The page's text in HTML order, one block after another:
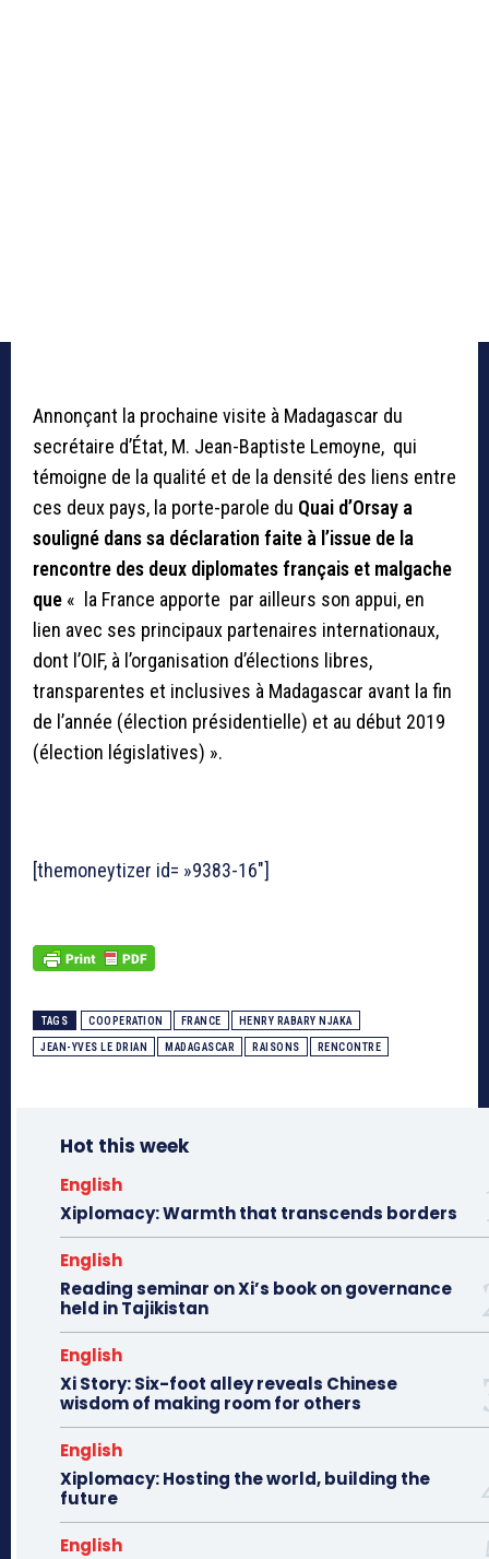
Annonçant la prochaine visite à Madagascar du
secrétaire d’État, M. Jean-Baptiste Lemoyne, qui
témoigne de la qualité et de la densité des liens entre
ces deux pays, la porte-parole du Quai d’Orsay a
souligné dans sa déclaration faite à l’issue de la
rencontre des deux diplomates français et malgache
que « la France apporte par ailleurs son appui, en
lien avec ses principaux partenaires internationaux,
dont l’OIF, à l’organisation d’élections libres,
transparentes et inclusives à Madagascar avant la fin
de l’année (élection présidentielle) et au début 2019
(élection législatives) ».
[themoneytizer id= »9383-16″]
TAGS COOPERATION FRANCE HENRY RABARY NJAKA
JEAN-YVES LE DRIAN MADAGASCAR RAISONS RENCONTRE
Hot this week
English
Xiplomacy: Warmth that transcends borders
English
Reading seminar on Xi’s book on governance
held in Tajikistan
English
Xi Story: Six-foot alley reveals Chinese
wisdom of making room for others
English
Xiplomacy: Hosting the world, building the
future
English